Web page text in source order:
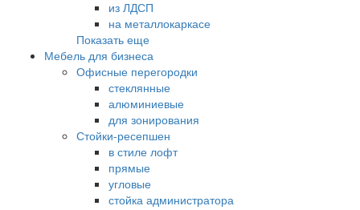
из ЛДСП
на металлокаркасе
Показать еще
Мебель для бизнеса
Офисные перегородки
стеклянные
алюминиевые
для зонирования
Стойки-ресепшен
в стиле лофт
прямые
угловые
стойка администратора